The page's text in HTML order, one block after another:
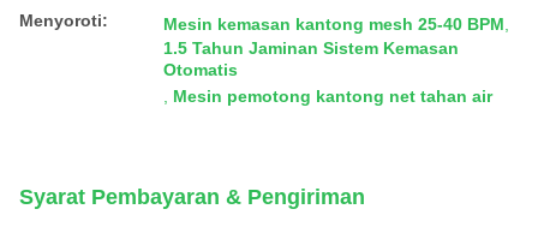
Menyoroti: Mesin kemasan kantong mesh 25-40 BPM
1.5 Tahun Jaminan Sistem Kemasan
Otomatis
Mesin pemotong kantong net tahan air
Syarat Pembayaran & Pengiriman